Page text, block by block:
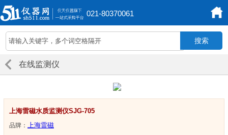
021-80370061
在线监测仪
上海雷磁水质监测仪SJG-705
品牌： 上海雷磁